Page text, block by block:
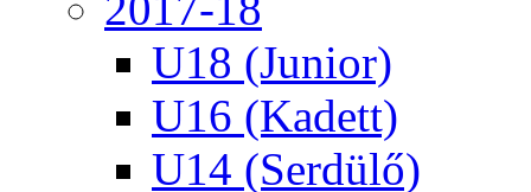
U18 (Junior)
U16 (Kadett)
U14 (Serdülő)